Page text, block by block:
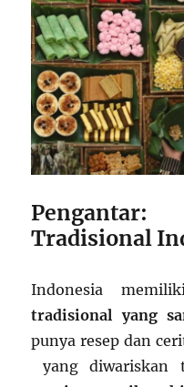
Tradisional
Indonesia
tradisional yang
punya resep dan
yang diwariskan